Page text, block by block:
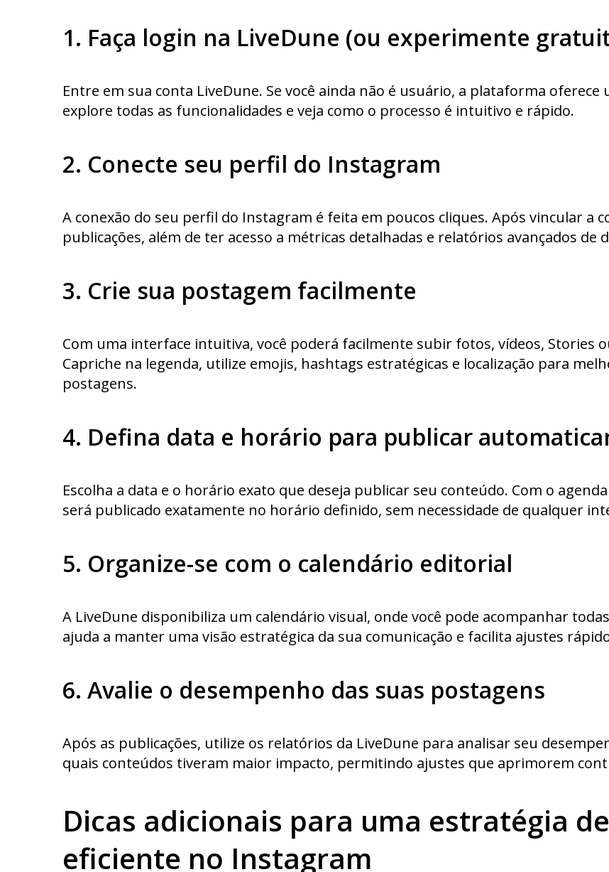
1. Faça login na LiveDune (ou experimente
Entre em sua conta LiveDune. Se você ainda não é usuário, a plataforma
explore todas as funcionalidades e veja como o processo é intuitivo e rápido.
2. Conecte seu perfil do Instagram
A conexão do seu perfil do Instagram é feita em poucos cliques. Após vincular a
publicações, além de ter acesso a métricas detalhadas e relatórios avançados de
3. Crie sua postagem facilmente
Com uma interface intuitiva, você poderá facilmente subir fotos, vídeos, Stories
Capriche na legenda, utilize emojis, hashtags estratégicas e localização para
postagens.
4. Defina data e horário para publicar
Escolha a data e o horário exato que deseja publicar seu conteúdo. Com o
será publicado exatamente no horário definido, sem necessidade de qualquer
5. Organize-se com o calendário editorial
A LiveDune disponibiliza um calendário visual, onde você pode acompanhar
ajuda a manter uma visão estratégica da sua comunicação e facilita ajustes
6. Avalie o desempenho das suas postagens
Após as publicações, utilize os relatórios da LiveDune para analisar seu
quais conteúdos tiveram maior impacto, permitindo ajustes que aprimorem
Dicas adicionais para uma estratégia
eficiente no Instagram